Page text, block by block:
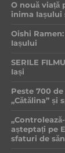
O nouă viață
inima Iașului
Oishi
Iașului
SERILE
Iași
Peste 700
„Cătălina” și
așteptați pe
sfaturi de